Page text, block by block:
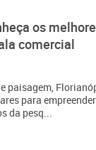
comercial
paisagem,
para
da pesq...